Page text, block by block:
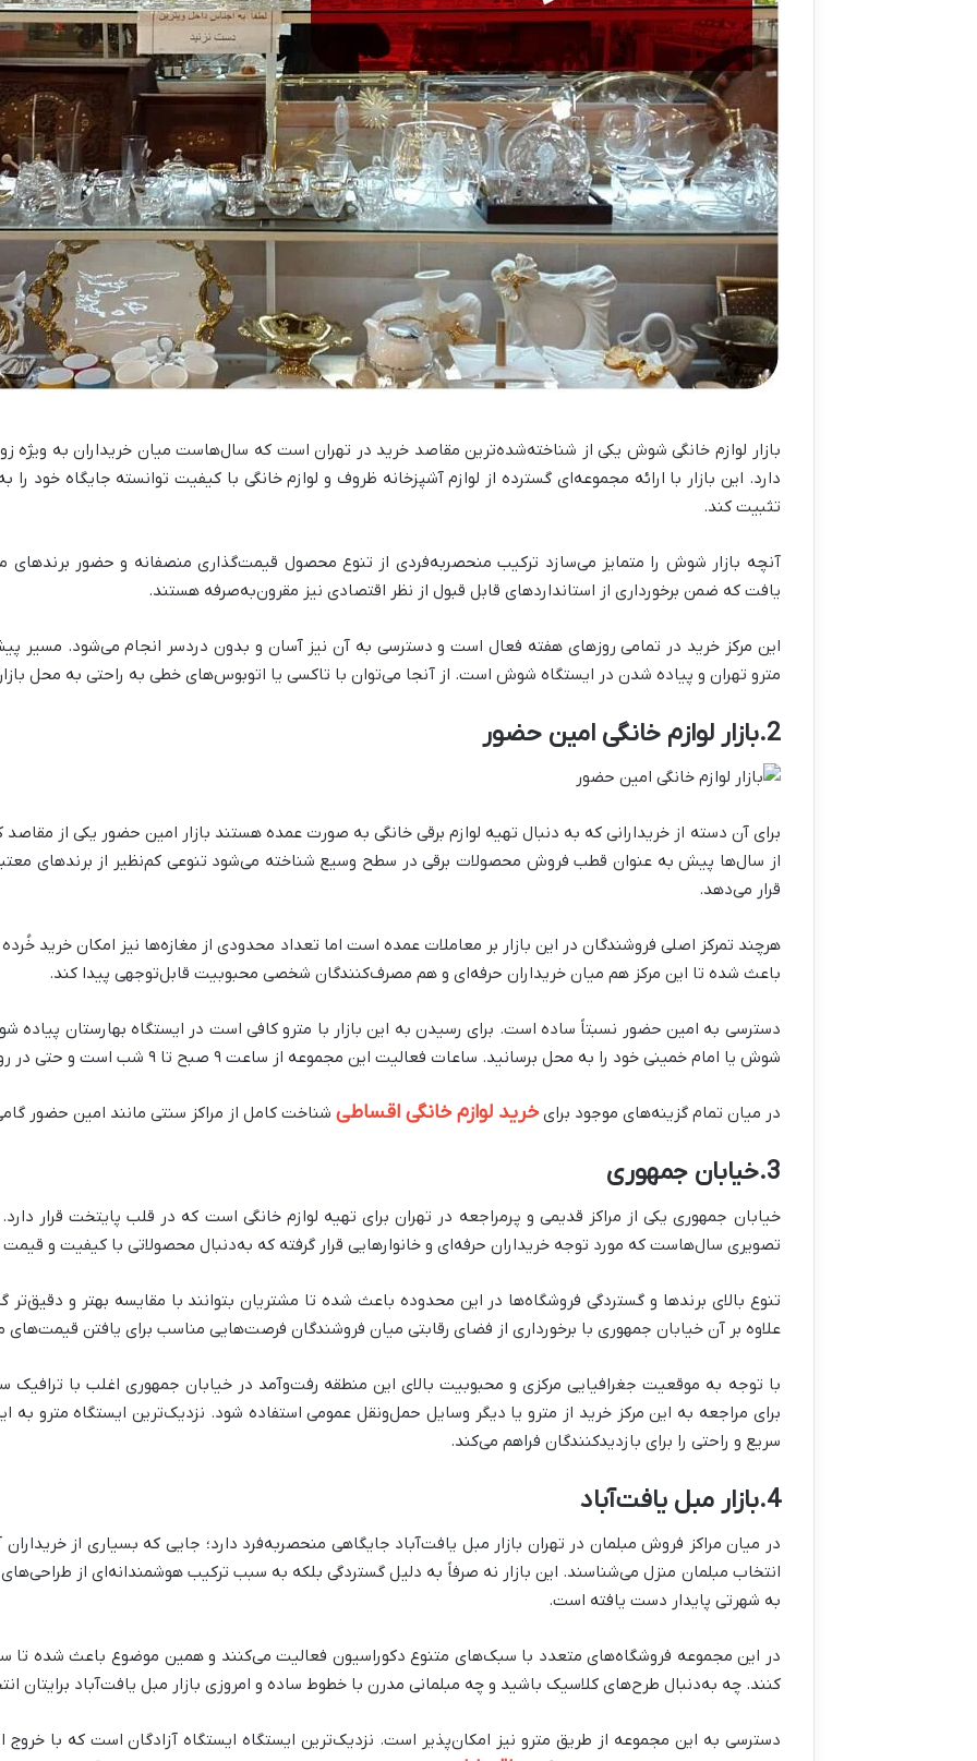
بازار لوازم خانگی شوش یکی از شناخته‌شده‌ترین مقاصد خرید در تهران است که سال‌هاست میان خریداران به ویژه
دارد. این بازار با ارائه مجموعه‌ای گسترده از لوازم آشپزخانه ظروف و لوازم خانگی با کیفیت توانسته جایگاه خود
تثبیت کند.
آنچه بازار شوش را متمایز می‌سازد ترکیب منحصربه‌فردی از تنوع محصول قیمت‌گذاری منصفانه و حضور برندهای
یافت که ضمن برخورداری از استانداردهای قابل قبول از نظر اقتصادی نیز مقرون‌به‌صرفه هستند.
این مرکز خرید در تمامی روزهای هفته فعال است و دسترسی به آن نیز آسان و بدون دردسر انجام می‌شود. مسیر
مترو تهران و پیاده شدن در ایستگاه شوش است. از آنجا می‌توان با تاکسی یا اتوبوس‌های خطی به راحتی به محل
2.بازار لوازم خانگی امین حضور
برای آن دسته از خریدارانی که به دنبال تهیه لوازم برقی خانگی به صورت عمده هستند بازار امین حضور یکی از مقاصد
از سال‌ها پیش به عنوان قطب فروش محصولات برقی در سطح وسیع شناخته می‌شود تنوعی کم‌نظیر از برندهای معتبر
قرار می‌دهد.
هرچند تمرکز اصلی فروشندگان در این بازار بر معاملات عمده است اما تعداد محدودی از مغازه‌ها نیز امکان خرید
باعث شده تا این مرکز هم میان خریداران حرفه‌ای و هم مصرف‌کنندگان شخصی محبوبیت قابل‌توجهی پیدا کند.
دسترسی به امین حضور نسبتاً ساده است. برای رسیدن به این بازار با مترو کافی است در ایستگاه بهارستان
شوش یا امام خمینی خود را به محل برسانید. ساعات فعالیت این مجموعه از ساعت ۹ صبح تا ۹ شب است و حتی در روزهای جمعه نیز فعال می‌باشد.
در میان تمام گزینه‌های موجود برایخرید لوازم خانگی اقساطی شناخت کامل از مراکز سنتی مانند امین حضور
3.خیابان جمهوری
خیابان جمهوری یکی از مراکز قدیمی و پرمراجعه در تهران برای تهیه لوازم خانگی است که در قلب پایتخت قرار
تصویری سال‌هاست که مورد توجه خریداران حرفه‌ای و خانوارهایی قرار گرفته که به‌دنبال محصولاتی با کیفیت و
تنوع بالای برندها و گستردگی فروشگاه‌ها در این محدوده باعث شده تا مشتریان بتوانند با مقایسه بهتر و دقیق‌تر
علاوه بر آن خیابان جمهوری با برخورداری از فضای رقابتی میان فروشندگان فرصت‌هایی مناسب برای یافتن
با توجه به موقعیت جغرافیایی مرکزی و محبوبیت بالای این منطقه رفت‌وآمد در خیابان جمهوری اغلب با
برای مراجعه به این مرکز خرید از مترو یا دیگر وسایل حمل‌ونقل عمومی استفاده شود. نزدیک‌ترین ایستگاه مترو
سریع و راحتی را برای بازدیدکنندگان فراهم می‌کند.
4.بازار مبل یافت‌آباد
در میان مراکز فروش مبلمان در تهران بازار مبل یافت‌آباد جایگاهی منحصربه‌فرد دارد؛ جایی که بسیاری از
انتخاب مبلمان منزل می‌شناسند. این بازار نه صرفاً به دلیل گستردگی بلکه به سبب ترکیب هوشمندانه‌ای از
به شهرتی پایدار دست یافته است.
در این مجموعه فروشگاه‌های متعدد با سبک‌های متنوع دکوراسیون فعالیت می‌کنند و همین موضوع باعث شده تا
کنند. چه به‌دنبال طرح‌های کلاسیک باشید و چه مبلمانی مدرن با خطوط ساده و امروزی بازار مبل یافت‌آباد برایتان
دسترسی به این مجموعه از طریق مترو نیز امکان‌پذیر است. نزدیک‌ترین ایستگاه ایستگاه آزادگان است که با خروج